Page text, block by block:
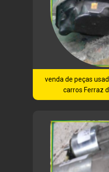
venda de peças
carros Ferraz